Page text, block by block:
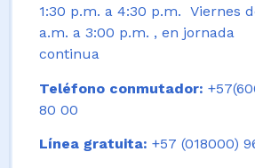
1:30 p.m. a 4:30 p.m. Viernes
a.m. a 3:00 p.m. , en jornada
continua
Teléfono conmutador:
80 00
Línea gratuita: +57 (018000)